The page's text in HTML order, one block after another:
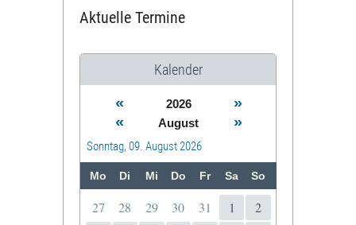
Aktuelle Termine
Kalender
« 2026
»
«
August »
Sonntag, 09. August 2026
Mo Di Mi Do Fr Sa So
27 28 29 30 31 1
2